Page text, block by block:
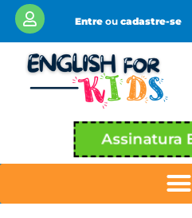
Entreou cadastre-se
Assinatura